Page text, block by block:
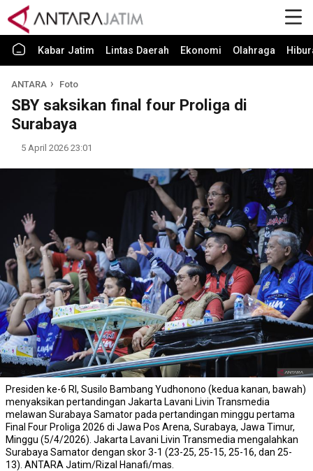
Kabar Jatim Lintas Daerah Ekonomi Olahraga
ANTARA Foto
SBY saksikan final four Proliga di
Surabaya
5 April 2026 23:01
Presiden ke-6 RI, Susilo Bambang Yudhonono (kedua kanan, bawah)
menyaksikan pertandingan Jakarta Lavani Livin Transmedia
melawan Surabaya Samator pada pertandingan minggu pertama
Final Four Proliga 2026 di Jawa Pos Arena, Surabaya, Jawa Timur,
Minggu (5/4/2026). Jakarta Lavani Livin Transmedia mengalahkan
Surabaya Samator dengan skor 3-1 (23-25, 25-15, 25-16, dan 25-
13). ANTARA Jatim/Rizal Hanafi/mas.